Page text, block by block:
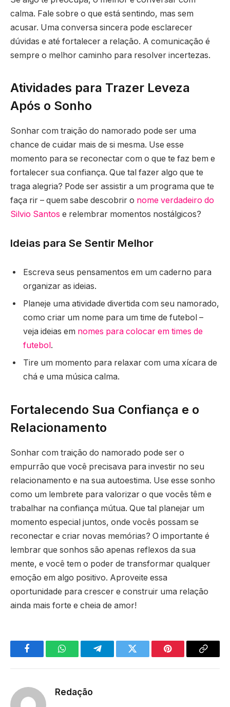
calma. Fale sobre o que está sentindo, mas sem
acusar. Uma conversa sincera pode esclarecer
dúvidas e até fortalecer a relação. A comunicação é
sempre o melhor caminho para resolver incertezas.
Atividades para Trazer Leveza
Após o Sonho
Sonhar com traição do namorado pode ser uma
chance de cuidar mais de si mesma. Use esse
momento para se reconectar com o que te faz bem e
fortalecer sua confiança. Que tal fazer algo que te
traga alegria? Pode ser assistir a um programa que te
faça rir – quem sabe descobrir o nome verdadeiro do
Silvio Santos e relembrar momentos nostálgicos?
Ideias para Se Sentir Melhor
Escreva seus pensamentos em um caderno para
organizar as ideias.
Planeje uma atividade divertida com seu namorado,
como criar um nome para um time de futebol –
veja ideias em nomes para colocar em times de
futebol .
Tire um momento para relaxar com uma xícara de
chá e uma música calma.
Fortalecendo Sua Confiança e o
Relacionamento
Sonhar com traição do namorado pode ser o
empurrão que você precisava para investir no seu
relacionamento e na sua autoestima. Use esse sonho
como um lembrete para valorizar o que vocês têm e
trabalhar na confiança mútua. Que tal planejar um
momento especial juntos, onde vocês possam se
reconectar e criar novas memórias? O importante é
lembrar que sonhos são apenas reflexos da sua
mente, e você tem o poder de transformar qualquer
emoção em algo positivo. Aproveite essa
oportunidade para crescer e construir uma relação
ainda mais forte e cheia de amor!
FacebookWhatsAppTelegramTwitter Pinterest Copy
Redação